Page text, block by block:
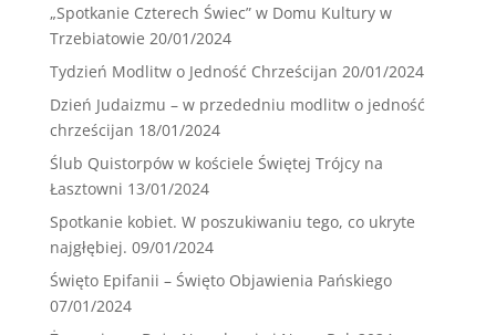
„Spotkanie Czterech Świec” w Domu Kultury w
Trzebiatowie 20/01/2024
Tydzień Modlitw o Jedność Chrześcijan 20/01/2024
Dzień Judaizmu – w przededniu modlitw o jedność
chrześcijan 18/01/2024
Ślub Quistorpów w kościele Świętej Trójcy na
Łasztowni 13/01/2024
Spotkanie kobiet. W poszukiwaniu tego, co ukryte
najgłębiej. 09/01/2024
Święto Epifanii – Święto Objawienia Pańskiego
07/01/2024